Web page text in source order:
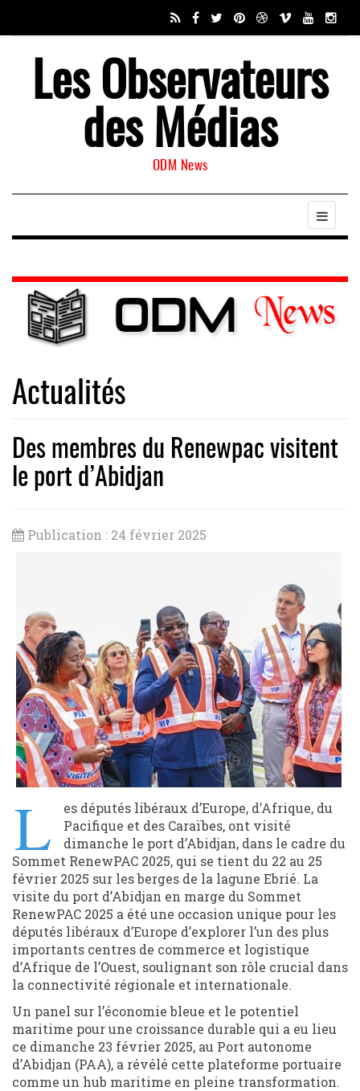
Les Observateurs
des Médias
ODM News
Actualités
Des membres du Renewpac visitent
le port d’Abidjan
Publication : 24 février 2025
L
es députés libéraux d’Europe, d’Afrique, du
Pacifique et des Caraïbes, ont visité
dimanche le port d’Abidjan, dans le cadre du
Sommet RenewPAC 2025, qui se tient du 22 au 25
février 2025 sur les berges de la lagune Ebrié. La
visite du port d’Abidjan en marge du Sommet
RenewPAC 2025 a été une occasion unique pour les
députés libéraux d’Europe d’explorer l’un des plus
importants centres de commerce et logistique
d’Afrique de l’Ouest, soulignant son rôle crucial dans
la connectivité régionale et internationale.
Un panel sur l’économie bleue et le potentiel
maritime pour une croissance durable qui a eu lieu
ce dimanche 23 février 2025, au Port autonome
d’Abidjan (PAA), a révélé cette plateforme portuaire
comme un hub maritime en pleine transformation.